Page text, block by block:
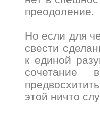
преодоление.
Но если для
свести
к единой
сочетание
этой ничто